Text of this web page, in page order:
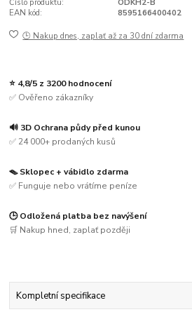
Číslo produktu:
ODKH2-B
EAN kód:
8595166400402
🕒 Nakup dnes, zaplať až za 30 dní zdarma
⭐ 4,8/5 z 3200 hodnocení
✅ Ověřeno zákazníky
🔊 3D Ochrana půdy před kunou
✅ 24 000+ prodaných kusů
🪤 Sklopec + vábidlo zdarma
✅ Funguje nebo vrátíme peníze
🕒 Odložená platba bez navýšení
🛒 Nakup hned, zaplať později
Kompletní specifikace